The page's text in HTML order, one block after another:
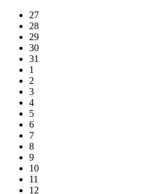
27
28
29
30
31
1
2
3
4
5
6
7
8
9
10
11
12